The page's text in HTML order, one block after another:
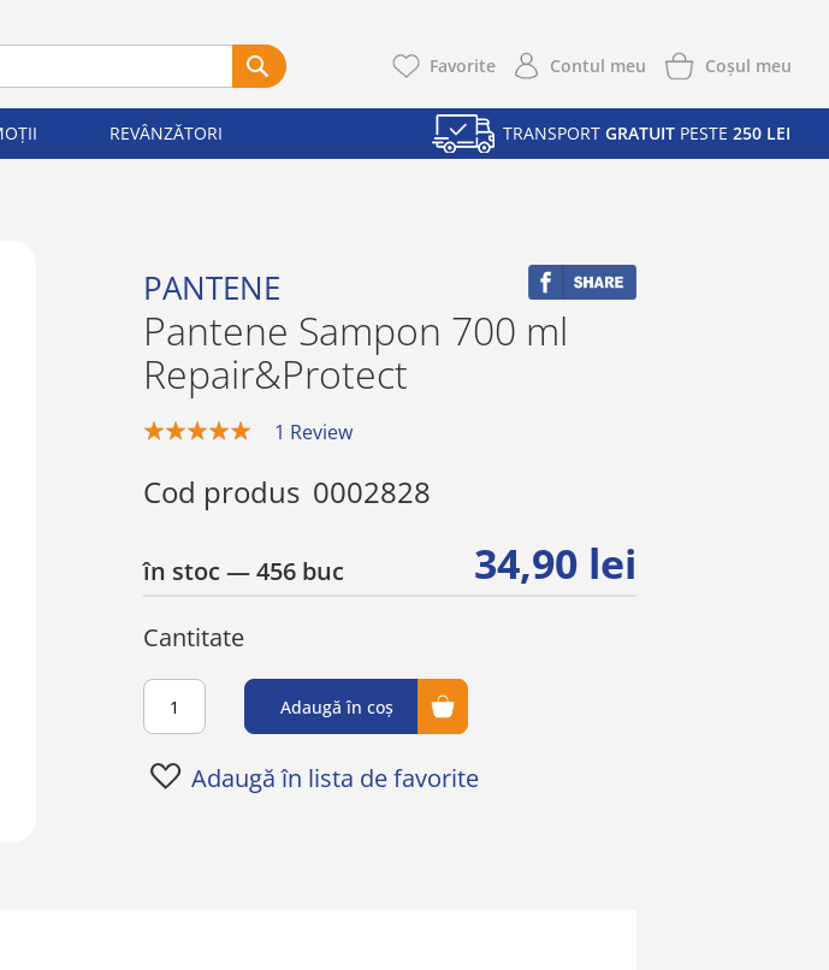
Favorite Contul meu Coşul meu
REVÂNZĂTORI TRANSPORT GRATUIT PESTE 250 LEI
PANTENE
Pantene Sampon 700 ml
Repair&Protect
1 Review
în stoc — 456 buc
Cod produs 0002828
34,90 lei
Cantitate
Adaugă în coș
Adaugă în lista de favorite